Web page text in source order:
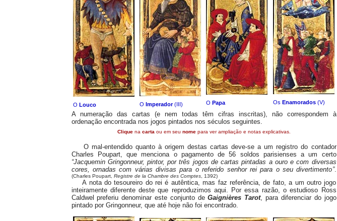
O Louco O Imperador(III) O Papa Os Enamorados(V)
A numeração das cartas (e nem todas têm cifras inscritas), não correspondem à
ordenação encontrada nos jogos pintados nos séculos seguintes.
Cliquena carta ou em seu nomepara ver ampliação e notas explicativas.
O mal-entendido quanto à origem destas cartas deve-se a um registro do contador
Charles Poupart, que menciona o pagamento de 56 soldos parisienses a um certo
“Jacquemin Gringonneur, pintor, por três jogos de cartas pintadas a ouro e com diversas
cores, ornadas com várias divisas para o referido senhor rei para o seu divertimento”.
(Charles Poupart, Registre de la Chambre des Comptes, 1392)
A nota do tesoureiro do rei é autêntica, mas faz referência, de fato, a um outro jogo
inteiramente diferente deste que reproduzimos aqui. Por essa razão, o estudioso Ross
Caldwel preferiu denominar este conjunto deGaignières Tarot, para diferenciar do jogo
pintado por Gringonneur, que até hoje não foi encontrado.